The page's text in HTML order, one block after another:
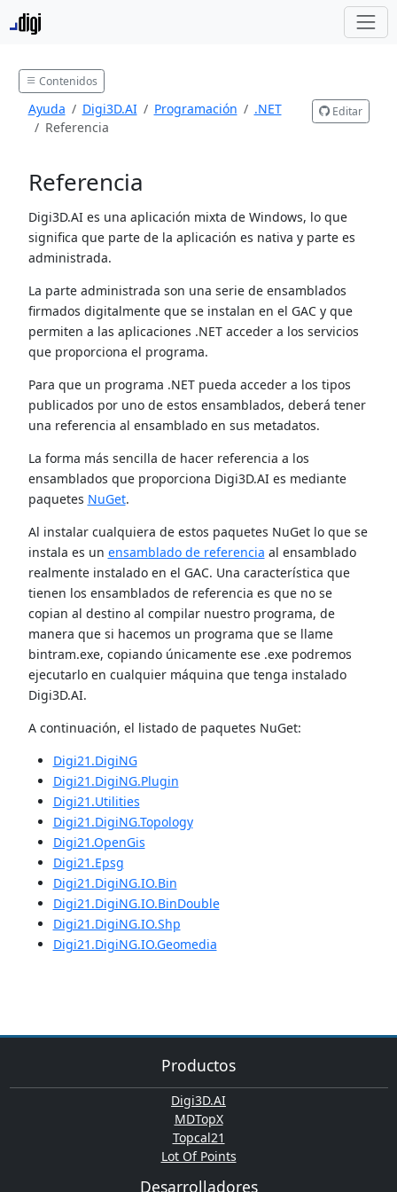
Contenidos
Ayuda Digi3D.AI Programación
.NET
Referencia
Editar
Referencia
Digi3D.AI es una aplicación mixta de Windows, lo que
significa que parte de la aplicación es nativa y parte es
administrada.
La parte administrada son una serie de ensamblados
firmados digitalmente que se instalan en el GAC y que
permiten a las aplicaciones .NET acceder a los servicios
que proporciona el programa.
Para que un programa .NET pueda acceder a los tipos
publicados por uno de estos ensamblados, deberá tener
una referencia al ensamblado en sus metadatos.
La forma más sencilla de hacer referencia a los
ensamblados que proporciona Digi3D.AI es mediante
paquetes NuGet.
Al instalar cualquiera de estos paquetes NuGet lo que se
instala es un ensamblado de referencia al ensamblado
realmente instalado en el GAC. Una característica que
tienen los ensamblados de referencia es que no se
copian al destino al compilar nuestro programa, de
manera que si hacemos un programa que se llame
bintram.exe, copiando únicamente ese .exe podremos
ejecutarlo en cualquier máquina que tenga instalado
Digi3D.AI.
A continuación, el listado de paquetes NuGet:
Digi21.DigiNG
Digi21.DigiNG.Plugin
Digi21.Utilities
Digi21.DigiNG.Topology
Digi21.OpenGis
Digi21.Epsg
Digi21.DigiNG.IO.Bin
Digi21.DigiNG.IO.BinDouble
Digi21.DigiNG.IO.Shp
Digi21.DigiNG.IO.Geomedia
Productos
Digi3D.AI
MDTopX
Topcal21
Lot Of Points
Desarrolladores